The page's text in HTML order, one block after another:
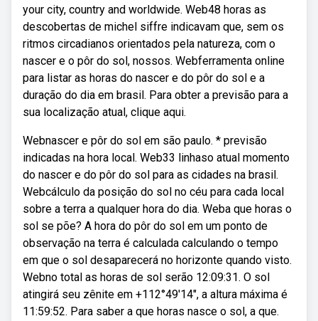
your city, country and worldwide. Web48 horas as
descobertas de michel siffre indicavam que, sem os
ritmos circadianos orientados pela natureza, com o
nascer e o pôr do sol, nossos. Webferramenta online
para listar as horas do nascer e do pôr do sol e a
duração do dia em brasil. Para obter a previsão para a
sua localização atual, clique aqui.
Webnascer e pôr do sol em são paulo. * previsão
indicadas na hora local. Web33 linhaso atual momento
do nascer e do pôr do sol para as cidades na brasil.
Webcálculo da posição do sol no céu para cada local
sobre a terra a qualquer hora do dia. Weba que horas o
sol se põe? A hora do pôr do sol em um ponto de
observação na terra é calculada calculando o tempo
em que o sol desaparecerá no horizonte quando visto.
Webno total as horas de sol serão 12:09:31. O sol
atingirá seu zênite em +112°49′14″, a altura máxima é
11:59:52. Para saber a que horas nasce o sol, a que.